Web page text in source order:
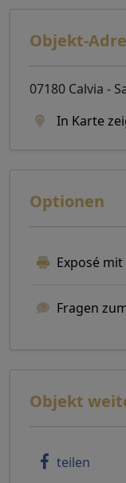
Objekt-
07180 Calvia -
In Karte
Optionen
Exposé
Fragen
Objekt
teilen